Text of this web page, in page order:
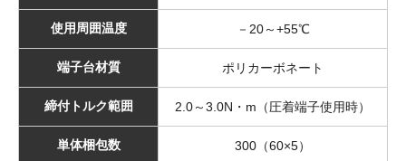
使用周囲温度 －20～+55℃
端子台材質 ポリカーボネート
締付トルク範囲 2.0～3.0N・m（圧着端子使用時）
単体梱包数 300（60×5）